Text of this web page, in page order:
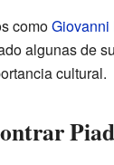
comoGiovanni
algunas de
cultural.